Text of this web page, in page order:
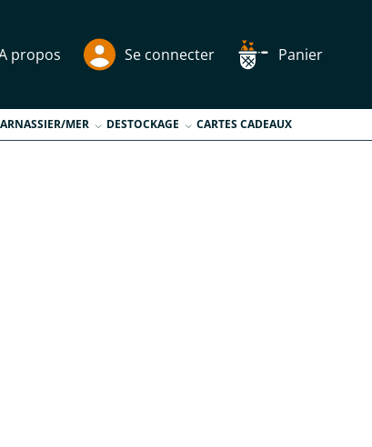
propos Se connecter Panier
MER DESTOCKAGE CARTES CADEAUX